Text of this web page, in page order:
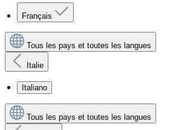
Français
Tous les pays et toutes les langues
Italie
Italiano
Tous les pays et toutes les langues